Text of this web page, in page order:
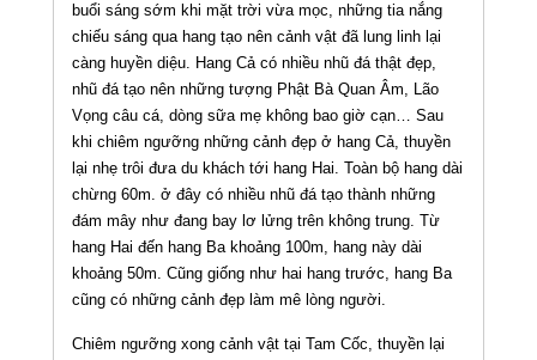
buổi sáng sớm khi mặt trời vừa mọc, những tia nắng
chiếu sáng qua hang tạo nên cảnh vật đã lung linh lại
càng huyền diệu. Hang Cả có nhiều nhũ đá thật đẹp,
nhũ đá tạo nên những tượng Phật Bà Quan Âm, Lão
Vọng câu cá, dòng sữa mẹ không bao giờ cạn… Sau
khi chiêm ngưỡng những cảnh đẹp ở hang Cả, thuyền
lại nhẹ trôi đưa du khách tới hang Hai. Toàn bộ hang dài
chừng 60m. ở đây có nhiều nhũ đá tạo thành những
đám mây như đang bay lơ lửng trên không trung. Từ
hang Hai đến hang Ba khoảng 100m, hang này dài
khoảng 50m. Cũng giống như hai hang trước, hang Ba
cũng có những cảnh đẹp làm mê lòng người.
Chiêm ngưỡng xong cảnh vật tại Tam Cốc, thuyền lại